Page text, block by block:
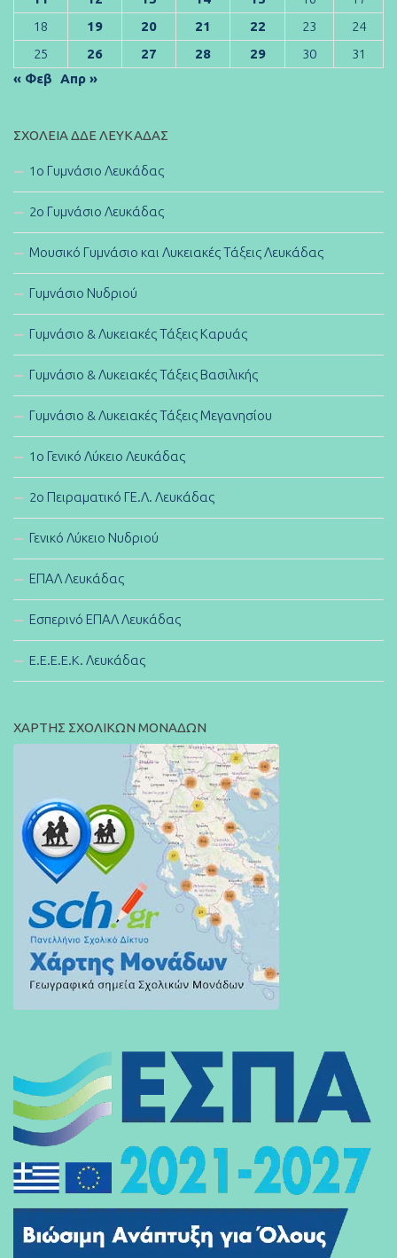
18
19 20 21 22 23
24
25
26 27 28 29 30
31
« Φεβ Απρ »
ΣΧΟΛΕΊΑ ΔΔΕ ΛΕΥΚΆΔΑΣ
1ο Γυμνάσιο Λευκάδας
2ο Γυμνάσιο Λευκάδας
Μουσικό Γυμνάσιο και Λυκειακές Τάξεις Λευκάδας
Γυμνάσιο Νυδριού
Γυμνάσιο & Λυκειακές Τάξεις Καρυάς
Γυμνάσιο & Λυκειακές Τάξεις Βασιλικής
Γυμνάσιο & Λυκειακές Τάξεις Μεγανησίου
1ο Γενικό Λύκειο Λευκάδας
2ο Πειραματικό ΓΕ.Λ. Λευκάδας
Γενικό Λύκειο Νυδριού
ΕΠΑΛ Λευκάδας
Εσπερινό ΕΠΑΛ Λευκάδας
E.E.E.E.K. Λευκάδας
ΧΑΡΤΗΣ ΣΧΟΛΙΚΩΝ ΜΟΝΑΔΩΝ